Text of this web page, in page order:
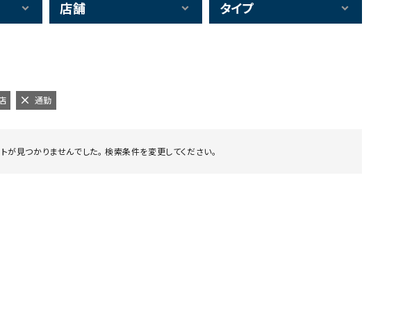
店舗 タイプ
通勤
見つかりませんでした。 検索条件を変更してください。